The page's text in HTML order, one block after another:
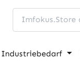
Industriebedarf